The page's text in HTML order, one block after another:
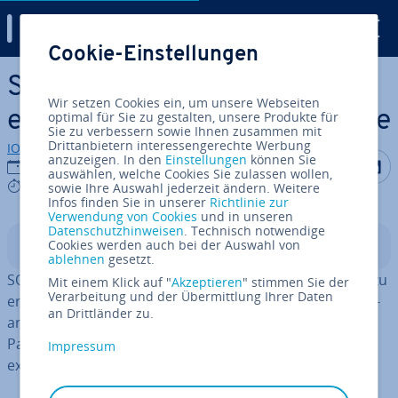
Zum Haupt­in­halt springen
SQL CREATE TABLE: So
erstellen Sie eine neue Tabelle
IONOS Redaktion
27.03.2024
5 mins
Auf Auf
In­halts­ver­zeich­nis
SQL CREATE TABLE wird genutzt, um eine neue Tabelle zu
erstellen. Diese muss innerhalb einer Datenbank ein­zig­
ar­tig sein. Beim Anlegen werden bereits wichtige
Parameter fest­ge­legt und es ist möglich, eine bereits
exis­tie­ren­de Tabelle als Basis zu nutzen.
Cookie-Einstellungen
Wir setzen Cookies ein, um unsere Webseiten
optimal für Sie zu gestalten, unsere Produkte für
Sie zu verbessern sowie Ihnen zusammen mit
Drittanbietern interessengerechte Werbung
anzuzeigen. In den Einstellungen können Sie
auswählen, welche Cookies Sie zulassen wollen,
sowie Ihre Auswahl jederzeit ändern. Weitere
Infos finden Sie in unserer Richtlinie zur
Verwendung von Cookies und in unseren
Datenschutzhinweisen. Technisch notwendige
Cookies werden auch bei der Auswahl von
ablehnen gesetzt.
Mit einem Klick auf "Akzeptieren" stimmen Sie der
Verarbeitung und der Übermittlung Ihrer Daten
an Drittländer zu.
Impressum